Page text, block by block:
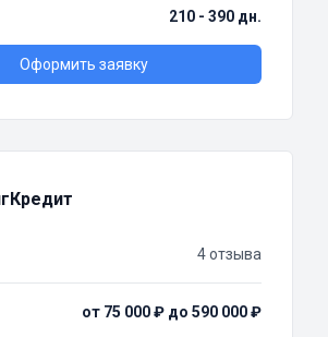
210 - 390 дн.
Оформить заявку
4 отзыва
от 75 000 ₽ до 590 000 ₽